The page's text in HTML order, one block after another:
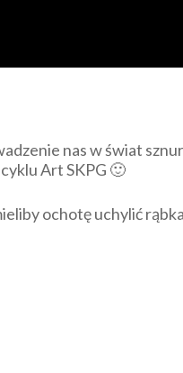
nas w świat
Art SKPG 🙂
ochotę uchylić rąbka